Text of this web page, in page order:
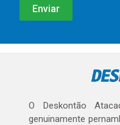
O Deskontão
genuinamente